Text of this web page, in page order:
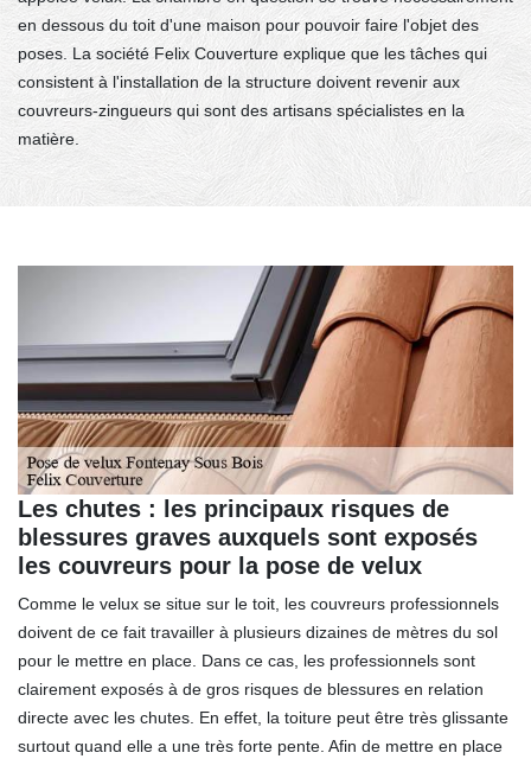
en dessous du toit d'une maison pour pouvoir faire l'objet des
poses. La société Felix Couverture explique que les tâches qui
consistent à l'installation de la structure doivent revenir aux
couvreurs-zingueurs qui sont des artisans spécialistes en la
matière.
Les chutes : les principaux risques de
blessures graves auxquels sont exposés
les couvreurs pour la pose de velux
Comme le velux se situe sur le toit, les couvreurs professionnels
doivent de ce fait travailler à plusieurs dizaines de mètres du sol
pour le mettre en place. Dans ce cas, les professionnels sont
clairement exposés à de gros risques de blessures en relation
directe avec les chutes. En effet, la toiture peut être très glissante
surtout quand elle a une très forte pente. Afin de mettre en place